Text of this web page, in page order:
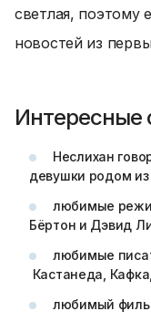
светлая, поэтому
новостей из
Интересные
Неслихан
девушки родом из
любимые
Бёртон и Дэвид
любимые
Кастанеда,
любимый